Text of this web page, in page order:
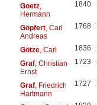
Goetz,
Hermann
1840
Göpfert, Carl
Andreas
1768
Götze, Carl 1836
Graf, Christian
Ernst
1723
Graf, Friedrich
Hartmann
1727